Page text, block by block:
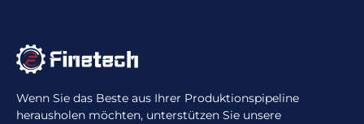
Wenn Sie das Beste aus Ihrer Produktionspipeline
herausholen möchten, unterstützen Sie unsere